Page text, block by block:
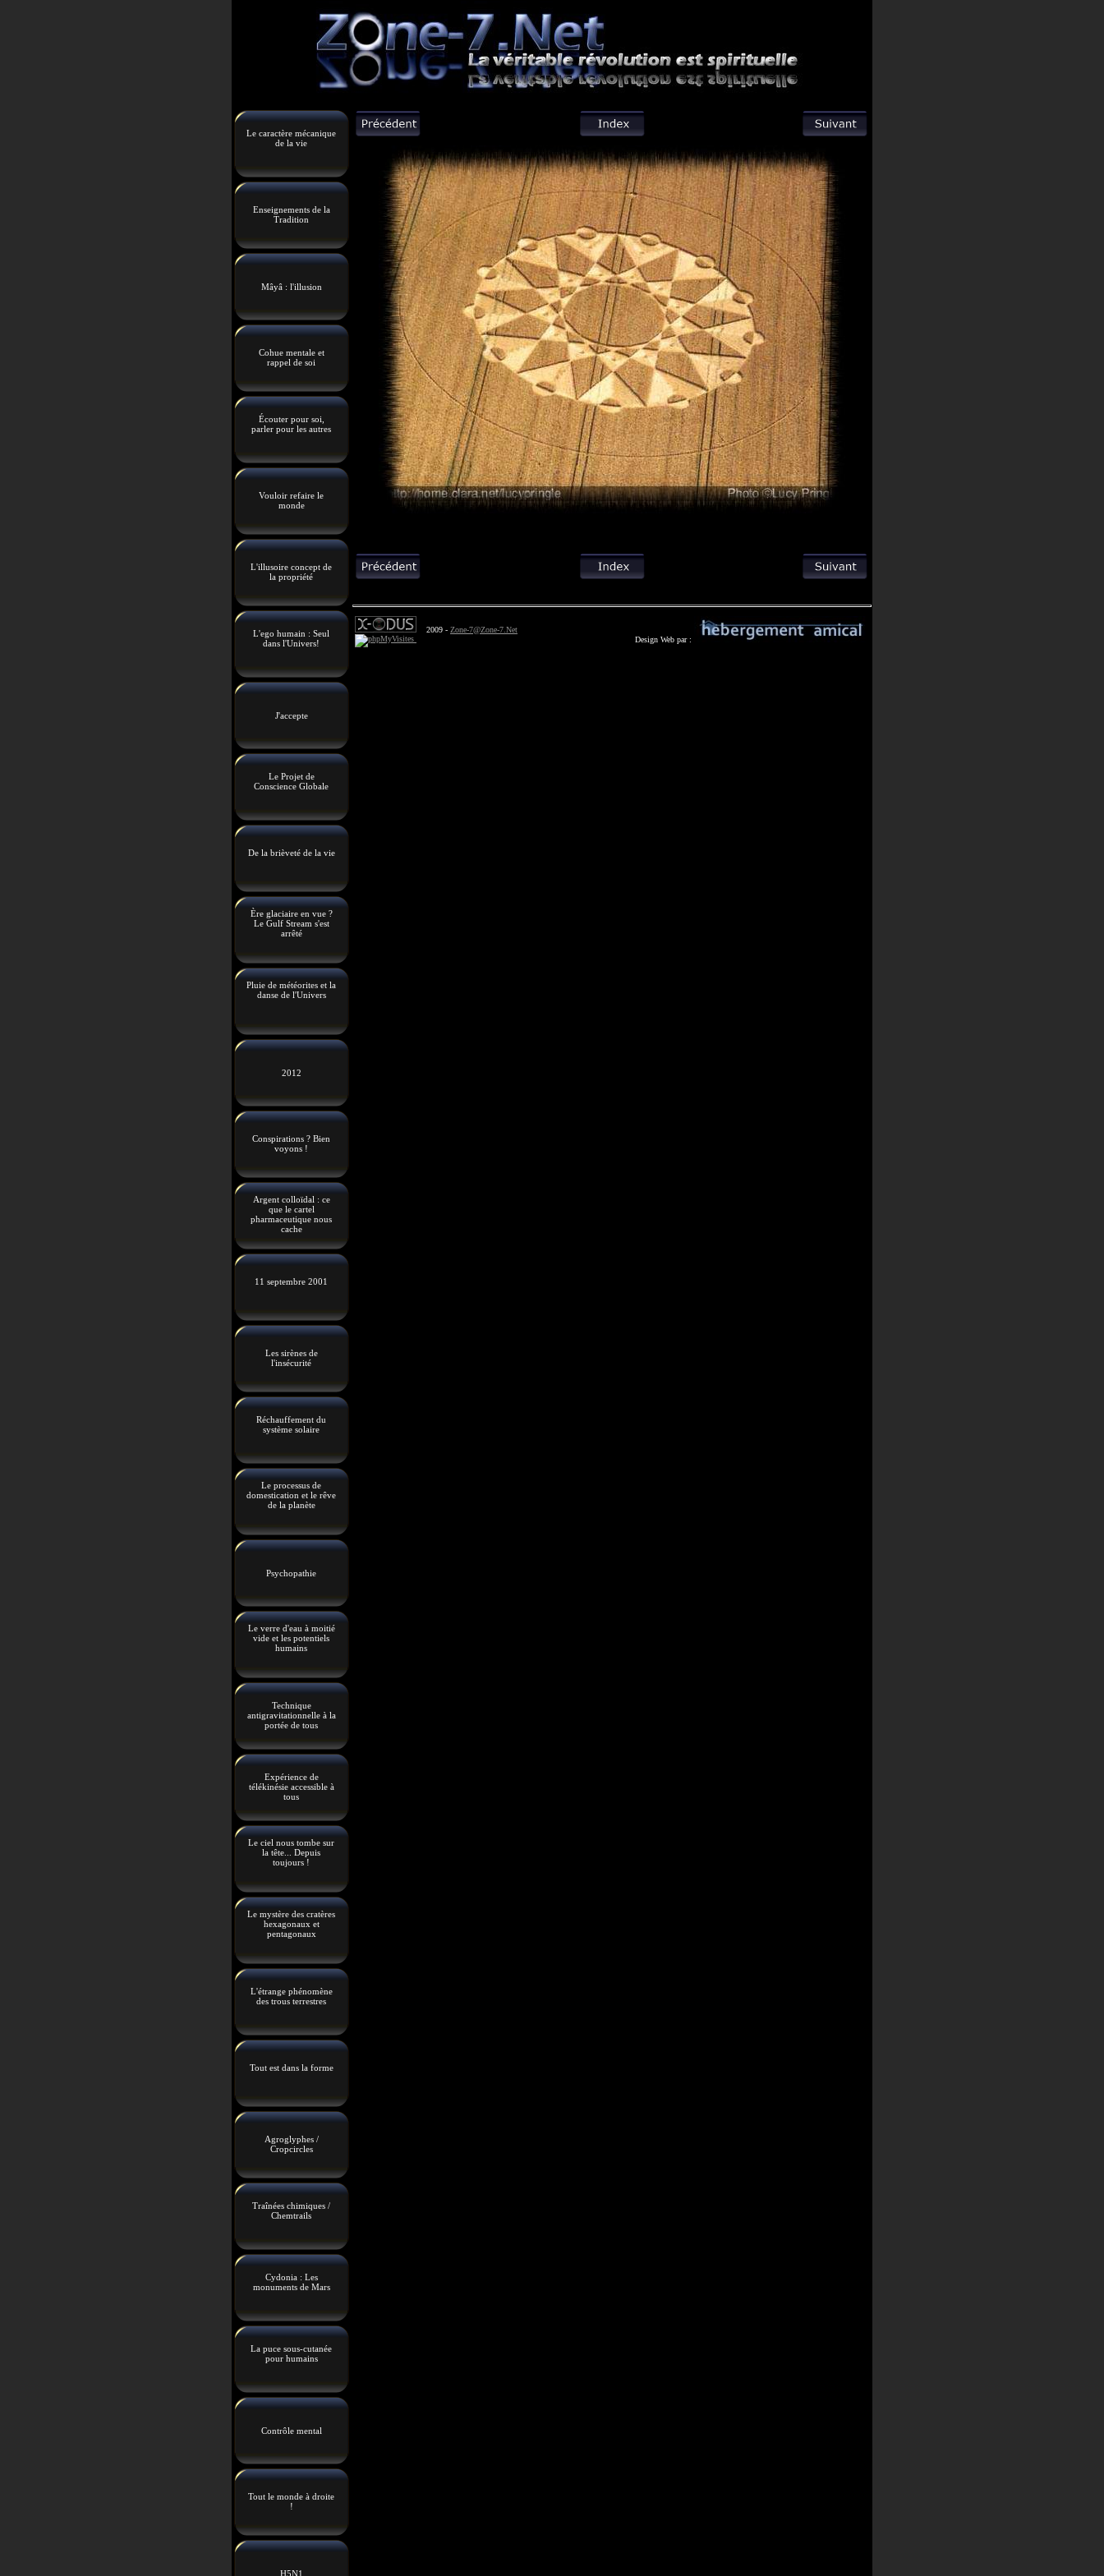
Le caractère mécanique
de la vie
Enseignements de la
Tradition
Mâyâ : l'illusion
Cohue mentale et
rappel de soi
Écouter pour soi,
parler pour les autres
Vouloir refaire le
monde
L'illusoire concept de
la propriété
L'ego humain : Seul
dans l'Univers!
J'accepte
Le Projet de
Conscience Globale
De la brièveté de la vie
Ère glaciaire en vue ?
Le Gulf Stream s'est
arrêté
Pluie de météorites et la
danse de l'Univers
2012
Conspirations ? Bien
voyons !
Argent colloïdal : ce
que le cartel
pharmaceutique nous
cache
11 septembre 2001
Les sirènes de
l'insécurité
Réchauffement du
système solaire
Le processus de
domestication et le rêve
de la planète
Psychopathie
Le verre d'eau à moitié
vide et les potentiels
humains
Technique
antigravitationnelle à la
portée de tous
Expérience de
télékinésie accessible à
tous
Le ciel nous tombe sur
la tête... Depuis
toujours !
Le mystère des cratères
hexagonaux et
pentagonaux
L'étrange phénomène
des trous terrestres
Tout est dans la forme
Agroglyphes /
Cropcircles
Traînées chimiques /
Chemtrails
Cydonia : Les
monuments de Mars
La puce sous-cutanée
pour humains
Contrôle mental
Tout le monde à droite
!
H5N1
2009 - Zone-7@Zone-7.Net
Design Web par :